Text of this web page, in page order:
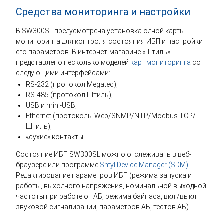
Средства мониторинга и настройки
В SW300SL предусмотрена установка одной карты
мониторинга для контроля состояния ИБП и настройки
его параметров. В интернет-магазине «Штиль»
представлено несколько моделей карт мониторинга со
следующими интерфейсами:
RS-232 (протокол Megatec);
RS-485 (протокол Штиль);
USB и mini-USB;
Ethernet (протоколы Web/SNMP/NTP/Modbus TCP/
Штиль);
«сухие» контакты.
Состояние ИБП SW300SL можно отслеживать в веб-
браузере или программе Shtyl Device Manager (SDM)
Редактирование параметров ИБП (режима запуска и
работы, выходного напряжения, номинальной выходной
частоты при работе от АБ, режима байпаса, вкл./выкл.
звуковой сигнализации, параметров АБ, тестов АБ)